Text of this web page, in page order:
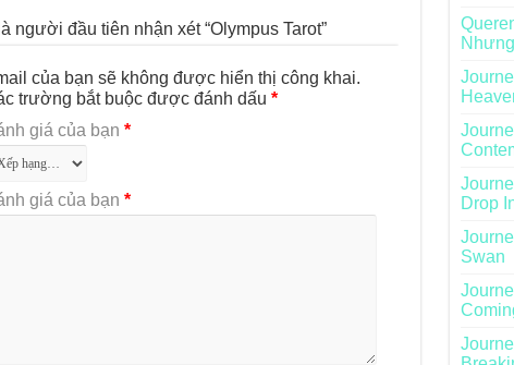
người đầu tiên nhận xét “Olympus Tarot”
của bạn sẽ không được hiển thị công khai.
trường bắt buộc được đánh dấu*
giá của bạn*
giá của bạn*
Drop
Swan